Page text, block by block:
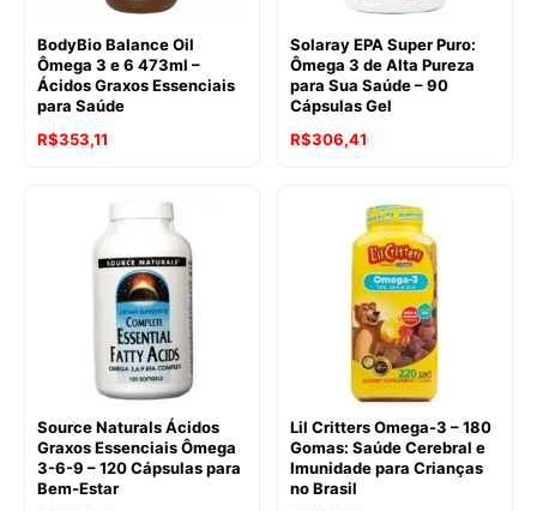
BodyBio Balance Oil
Ômega 3 e 6 473ml –
Ácidos Graxos Essenciais
para Saúde
R$353,11
Solaray EPA Super Puro:
Ômega 3 de Alta Pureza
para Sua Saúde – 90
Cápsulas Gel
R$306,41
Source Naturals Ácidos
Graxos Essenciais Ômega
3-6-9 – 120 Cápsulas para
Bem-Estar
Lil Critters Omega-3 – 180
Gomas: Saúde Cerebral e
Imunidade para Crianças
no Brasil